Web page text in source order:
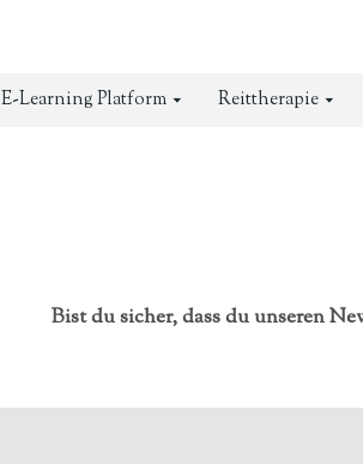
E-Learning Platform Reittherapie
Bist du sicher, dass du unseren